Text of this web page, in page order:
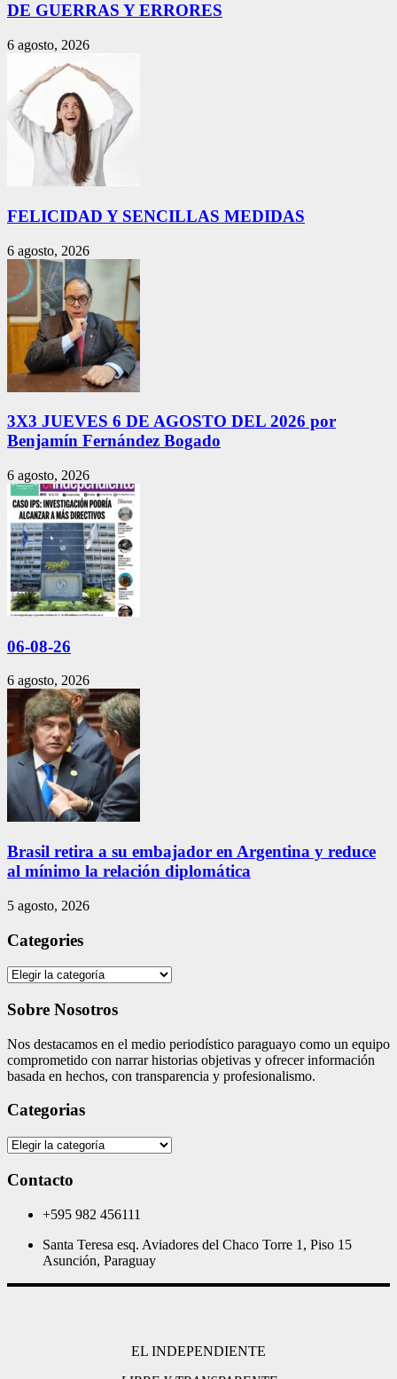
DE GUERRAS Y ERRORES
6 agosto, 2026
FELICIDAD Y SENCILLAS MEDIDAS
6 agosto, 2026
3X3 JUEVES 6 DE AGOSTO DEL 2026 por
Benjamín Fernández Bogado
6 agosto, 2026
06-08-26
6 agosto, 2026
Brasil retira a su embajador en Argentina y reduce
al mínimo la relación diplomática
5 agosto, 2026
Categories
Categories
Sobre Nosotros
Nos destacamos en el medio periodístico paraguayo como un equipo
comprometido con narrar historias objetivas y ofrecer información
basada en hechos, con transparencia y profesionalismo.
Categorias
Categorias
Contacto
+595 982 456111
Santa Teresa esq. Aviadores del Chaco Torre 1, Piso 15
Asunción, Paraguay
EL INDEPENDIENTE